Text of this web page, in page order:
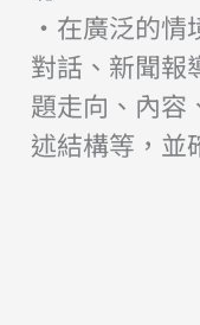
・在廣泛的
對話、新聞報
題走向、內容
述結構等，並